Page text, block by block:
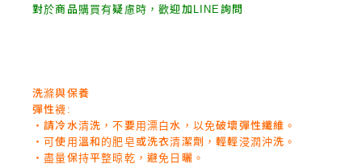
對於商品購買有疑慮時，歡迎加LINE詢問
洗滌與保養
彈性襪:
‧請冷水清洗，不要用漂白水，以免破壞彈性纖維。
‧可使用溫和的肥皂或洗衣清潔劑，輕輕浸潤沖洗。
‧盡量保持平整晾乾，避免日曬。